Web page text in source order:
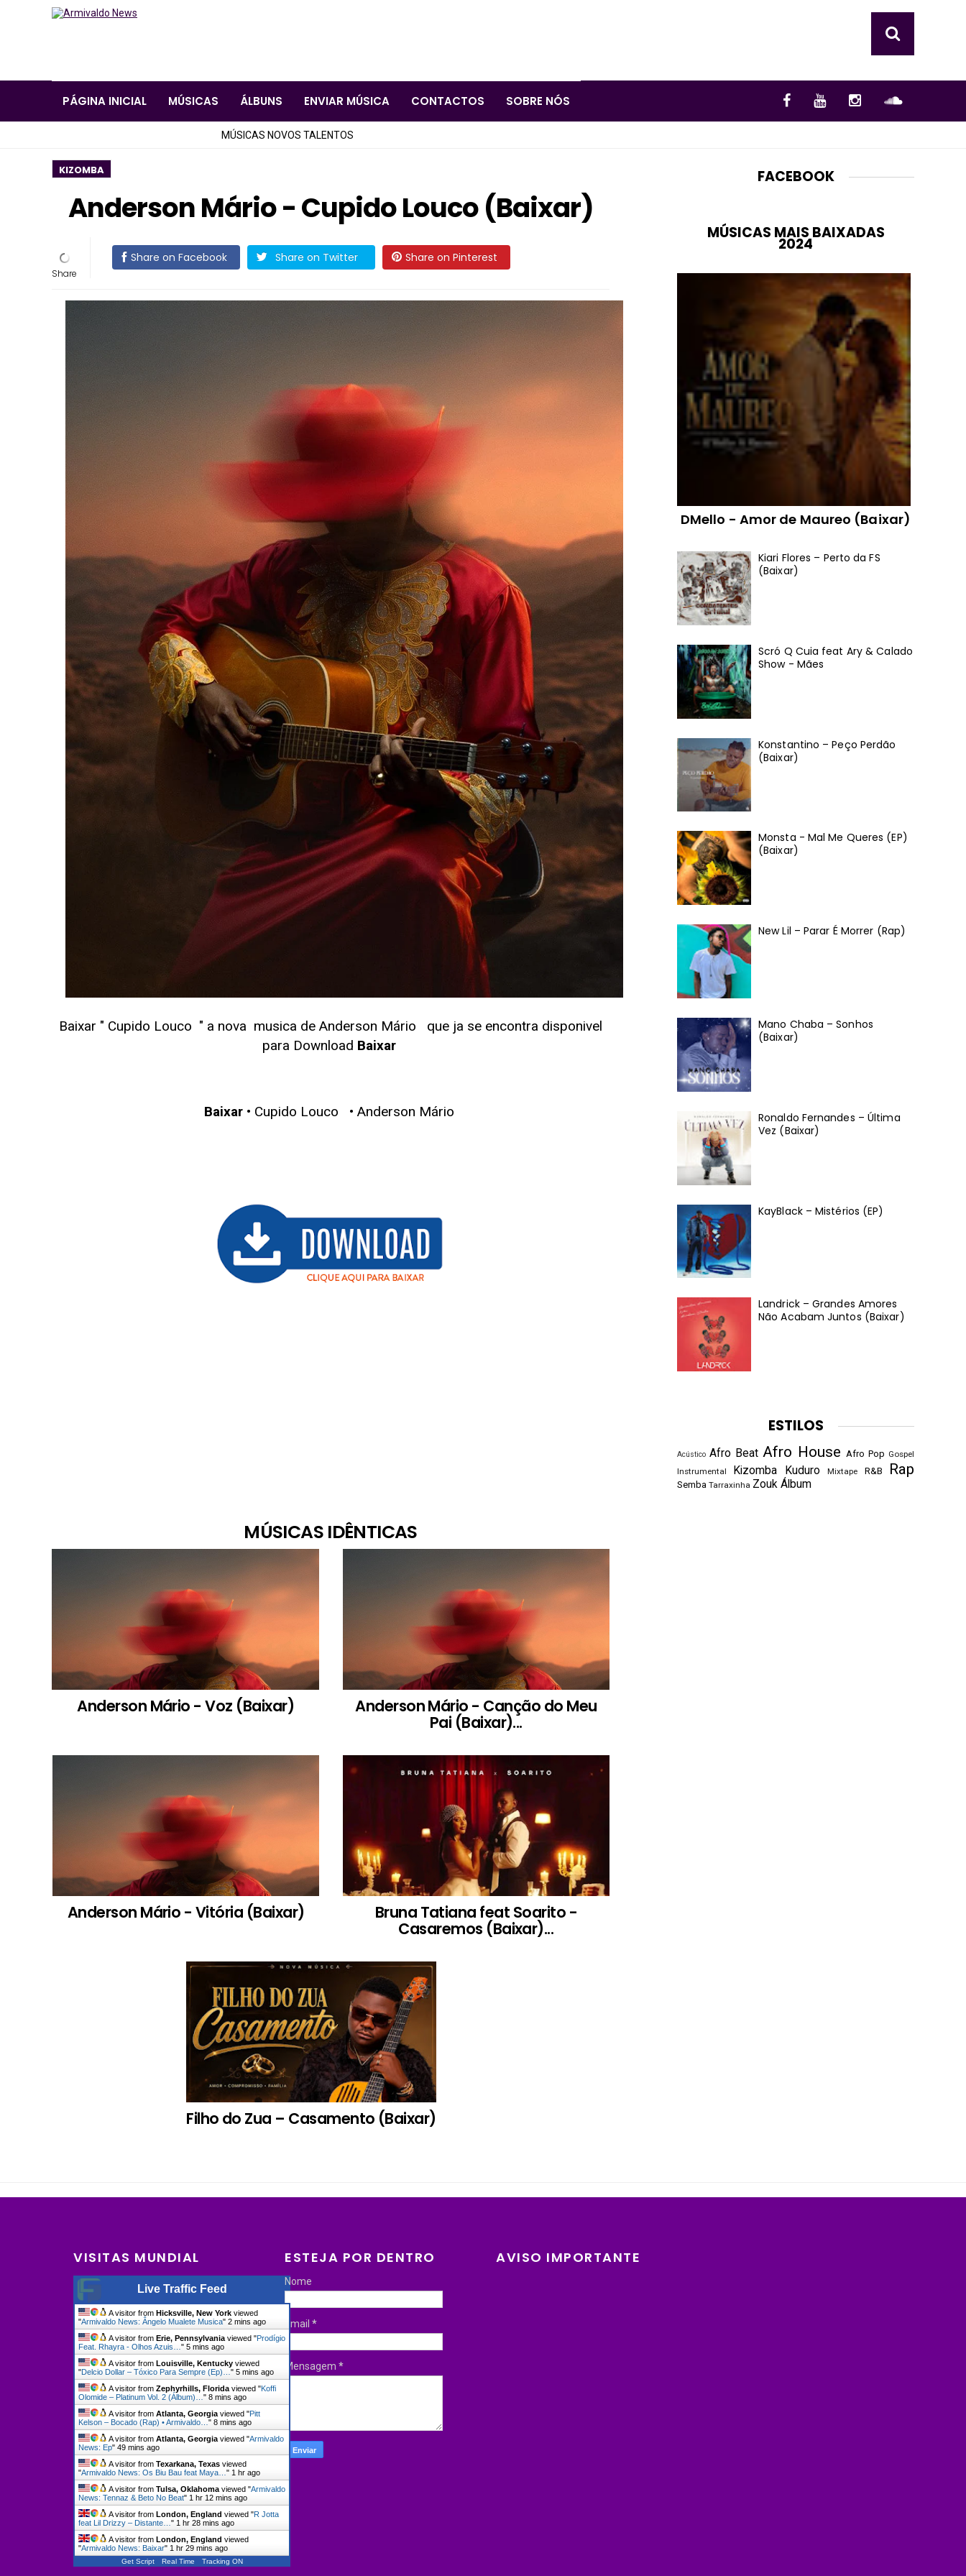
PÁGINA INICIAL MÚSICAS ÁLBUNS ENVIAR MÚSICA CONTACTOS SOBRE NÓS
MÚSICAS NOVOS TALENTOS
KIZOMBA
Anderson Mário - Cupido Louco (Baixar)
Share on Facebook Share on Twitter Share on Pinterest
Baixar " Cupido Louco " a nova musica de Anderson Mário
que ja se encontra disponivel
para Download Baixar
Baixar• Cupido Louco • Anderson Mário
MÚSICAS IDÊNTICAS
Anderson Mário - Voz (Baixar) Anderson Mário - Canção do Meu
Pai (Baixar)...
Anderson Mário - Vitória (Baixar) Bruna Tatiana feat Soarito -
Casaremos (Baixar)...
Filho do Zua – Casamento (Baixar)
FACEBOOK
MÚSICAS MAIS BAIXADAS
2024
DMello - Amor de Maureo (Baixar)
Kiari Flores – Perto da FS
(Baixar)
Scró Q Cuia feat Ary & Calado
Show - Mães
Konstantino – Peço Perdão
(Baixar)
Monsta - Mal Me Queres (EP)
(Baixar)
New Lil – Parar É Morrer (Rap)
Mano Chaba – Sonhos
(Baixar)
Ronaldo Fernandes – Última
Vez (Baixar)
KayBlack – Mistérios (EP)
Landrick – Grandes Amores
Não Acabam Juntos (Baixar)
ESTILOS
Acústico Afro Beat Afro House Afro Pop Gospel
Instrumental
Kizomba Kuduro Mixtape R&B Rap
Semba Tarraxinha Zouk Álbum
VISITAS MUNDIAL
Live Traffic Feed
A visitor from Hicksville, New York viewed
"Armivaldo News: Ângelo Mualete Musica" 2 mins ago
A visitor from Erie, Pennsylvania viewed "Prodígio
Feat. Rhayra - Olhos Azuis… " 5 mins ago
A visitor from Louisville, Kentucky viewed
"Delcio Dollar – Tóxico Para Sempre (Ep)… " 5 mins ago
A visitor from Zephyrhills, Florida viewed "Koffi
Olomide – Platinum Vol. 2 (Álbum)… " 8 mins ago
A visitor from Atlanta, Georgia viewed "Pitt
Kelson – Bocado (Rap) • Armivaldo… " 8 mins ago
A visitor from Atlanta, Georgia viewed "Armivaldo
News: Ep" 49 mins ago
A visitor from Texarkana, Texas viewed
"Armivaldo News: Os Biu Bau feat Maya… " 1 hr ago
A visitor from Tulsa, Oklahoma viewed "Armivaldo
News: Tennaz & Beto No Beat" 1 hr 12 mins ago
A visitor from London, England viewed "R Jotta
feat Lil Drizzy – Distante… " 1 hr 28 mins ago
A visitor from London, England viewed
"Armivaldo News: Baixar" 1 hr 29 mins ago
Get Script Real Time Tracking ON
ESTEJA POR DENTRO
Nome
Email *
Mensagem *
AVISO IMPORTANTE